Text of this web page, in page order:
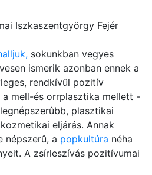
Iszkaszentgyörgy Fejér
sokunkban vegyes
ismerik azonban ennek a
rendkívül pozitív
a mell-és orrplasztika mellett -
plasztikai
eljárás. Annak
népszerû, a popkultúra néha
A zsírleszívás pozitívumai